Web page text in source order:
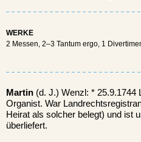
WERKE
2 Messen, 2–3 Tantum ergo, 1
Martin (d. J.) Wenzl: * 25.9.1744
Organist. War
Heirat als solcher belegt) und ist
überliefert.